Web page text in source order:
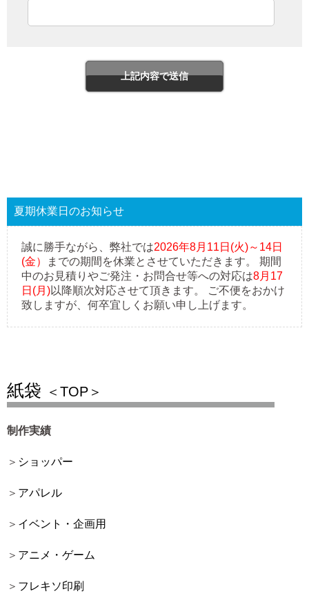
夏期休業日のお知らせ
誠に勝手ながら、弊社では2026年8月11日(火)～14日
(金）
までの期間を休業とさせていただきます。 期間
中のお見積りやご発注・お問合せ等への対応は8月17
日(月)以降順次対応させて頂きます。 ご不便をおかけ
致しますが、何卒宜しくお願い申し上げます。
紙袋 ＜TOP＞
制作実績
ショッパー
アパレル
イベント・企画用
アニメ・ゲーム
フレキソ印刷